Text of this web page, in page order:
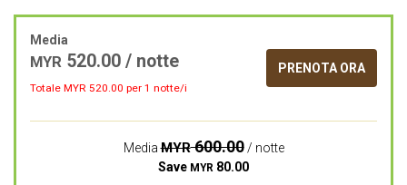
Media
MYR 520.00 / notte
Totale MYR 520.00 per 1 notte/i
PRENOTA ORA
MediaMYR600.00/ notte
Save MYR 80.00